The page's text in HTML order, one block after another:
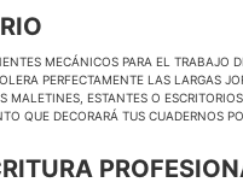
MECÁNICOS PARA EL TRABAJO
PERFECTAMENTE LAS LARGAS
ESTANTES O
QUE DECORARÁ TUS CUADERNOS